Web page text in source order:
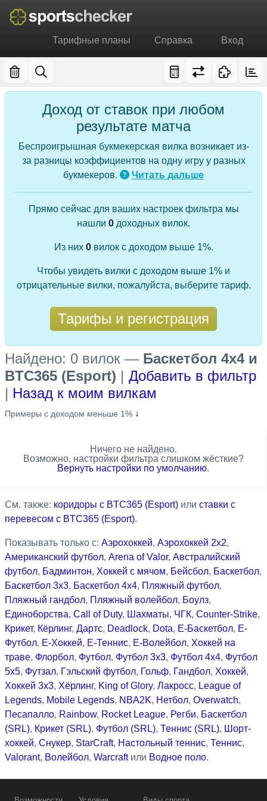
Тарифные планы Справка Вход
Доход от ставок при любом
результате матча
Беспроигрышная букмекерская вилка возникает из-
за разницы коэффициентов на одну игру у разных
букмекеров.
Читать дальше
Прямо сейчас для ваших настроек фильтра мы
нашли 0 доходных вилок.
Из них 0вилок с доходом выше 1%.
Чтобы увидеть вилки с доходом выше 1% и
отрицательные вилки, пожалуйста, выберите тариф.
Тарифы и регистрация
Найдено: 0 вилок — Баскетбол 4x4 и
BTC365 (Esport) | Добавить в фильтр
| Назад к моим вилкам
Примеры с доходом меньше 1% ↓
Ничего не найдено.
Возможно, настройки фильтра слишком жёсткие?
Вернуть настройки по умолчанию.
См. также: коридоры с BTC365 (Esport) или ставки с
перевесом с BTC365 (Esport).
Показывать только с: Аэрохоккей, Аэрохоккей 2x2,
Американский футбол, Arena of Valor, Австралийский
футбол, Бадминтон, Хоккей с мячом, Бейсбол, Баскетбол,
Баскетбол 3x3, Баскетбол 4x4, Пляжный футбол,
Пляжный гандбол, Пляжный волейбол, Боулз,
Единоборства, Call of Duty, Шахматы, ЧГК, Counter-Strike,
Крикет, Кёрлинг, Дартс, Deadlock, Dota, Е-Баскетбол, Е-
Футбол, Е-Хоккей, Е-Теннис, Е-Волейбол, Хоккей на
траве, Флорбол, Футбол, Футбол 3x3, Футбол 4x4, Футбол
5x5, Футзал, Гэльский футбол, Гольф, Гандбол, Хоккей,
Хоккей 3x3, Хёрлинг, King of Glory, Лакросс, League of
Legends, Mobile Legends, NBA2K, Нетбол, Overwatch,
Песапалло, Rainbow, Rocket League, Регби, Баскетбол
(SRL), Крикет (SRL), Футбол (SRL), Теннис (SRL), Шорт-
хоккей, Снукер, StarCraft, Настольный теннис, Теннис,
Valorant, Волейбол, Warcraftили Водное поло.